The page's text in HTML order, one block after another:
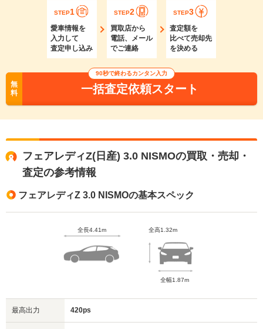
STEP1
愛車情報を
入力して
査定申し込み
STEP2
買取店から
電話、メール
でご連絡
STEP3
査定額を
比べて売却先
を決める
無
料
90秒で終わるカンタン入力
一括査定依頼スタート
フェアレディZ(日産) 3.0 NISMOの買取・売却・
査定の参考情報
フェアレディZ 3.0 NISMOの基本スペック
全長4.41m 全高1.32m
全幅1.87m
最高出力 420ps